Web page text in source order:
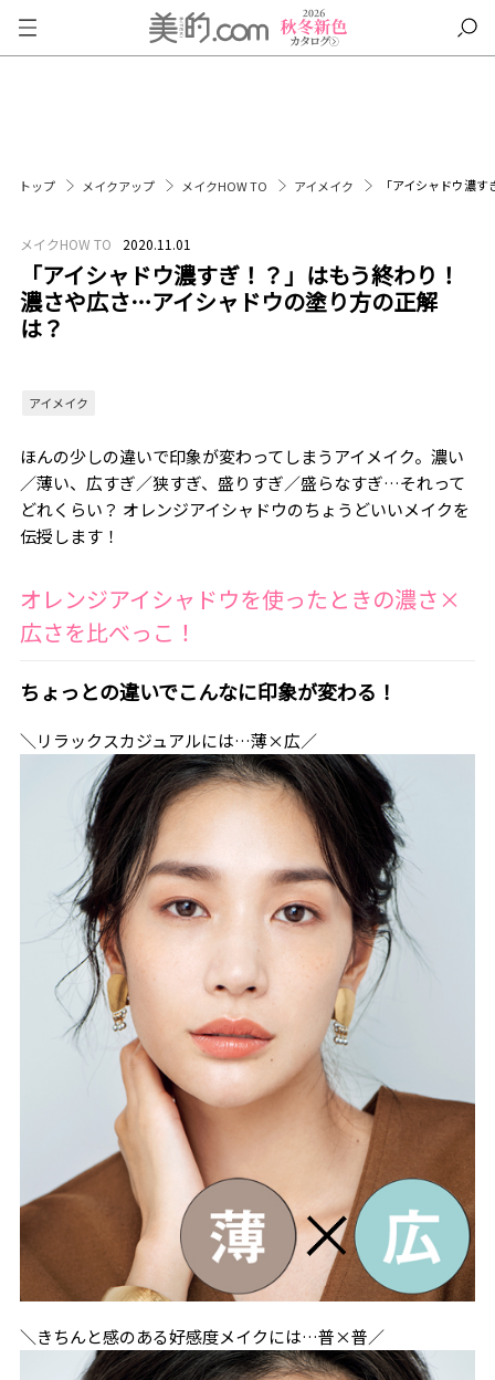
トップ メイクアップ メイクHOW TO アイメイク 「アイシャドウ濃
メイクHOW TO 2020.11.01
「アイシャドウ濃すぎ！？」はもう終わり！
濃さや広さ…アイシャドウの塗り方の正解
は？
アイメイク
ほんの少しの違いで印象が変わってしまうアイメイク。濃い
／薄い、広すぎ／狭すぎ、盛りすぎ／盛らなすぎ…それって
どれくらい？ オレンジアイシャドウのちょうどいいメイクを
伝授します！
オレンジアイシャドウを使ったときの濃さ×
広さを比べっこ！
ちょっとの違いでこんなに印象が変わる！
＼リラックスカジュアルには…薄×広／
＼きちんと感のある好感度メイクには…普×普／